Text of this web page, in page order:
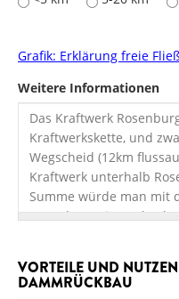
Grafik: Erklärung freie
Weitere Informationen
VORTEILE UND
DAMMRÜCKBAU